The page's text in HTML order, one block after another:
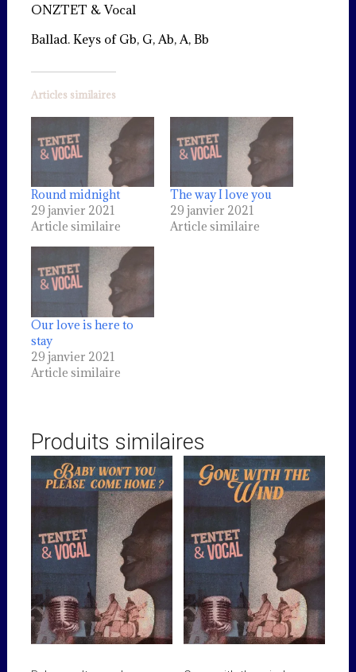
ONZTET & Vocal
Ballad. Keys of Gb, G, Ab, A, Bb
Articles similaires
Round midnight
29 janvier 2021
Article similaire
The way I love you
29 janvier 2021
Article similaire
Our love is here to
stay
29 janvier 2021
Article similaire
Produits similaires